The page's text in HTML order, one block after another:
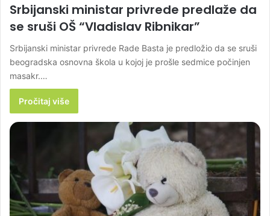
Srbijanski ministar privrede predlaže da
se sruši OŠ “Vladislav Ribnikar”
Srbijanski ministar privrede Rade Basta je predložio da se sruši
beogradska osnovna škola u kojoj je prošle sedmice počinjen
masakr.…
Pročitaj više